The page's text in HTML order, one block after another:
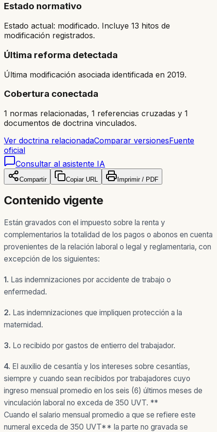
Estado normativo
Estado actual: modificado. Incluye 13 hitos de
modificación registrados.
Última reforma detectada
Última modificación asociada identificada en 2019.
Cobertura conectada
1 normas relacionadas, 1 referencias cruzadas y 1
documentos de doctrina vinculados.
Ver doctrina relacionadaComparar versionesFuente
oficial
Consultar al asistente IA
Compartir Copiar URL Imprimir / PDF
Contenido vigente
Están gravados con el impuesto sobre la renta y
complementarios la totalidad de los pagos o abonos en cuenta
provenientes de la relación laboral o legal y reglamentaria, con
excepción de los siguientes:
1. Las indemnizaciones por accidente de trabajo o
enfermedad.
2. Las indemnizaciones que impliquen protección a la
maternidad.
3. Lo recibido por gastos de entierro del trabajador.
4. El auxilio de cesantía y los intereses sobre cesantías,
siempre y cuando sean recibidos por trabajadores cuyo
ingreso mensual promedio en los seis (6) últimos meses de
vinculación laboral no exceda de 350 UVT. **
Cuando el salario mensual promedio a que se refiere este
numeral exceda de 350 UVT** la parte no gravada se